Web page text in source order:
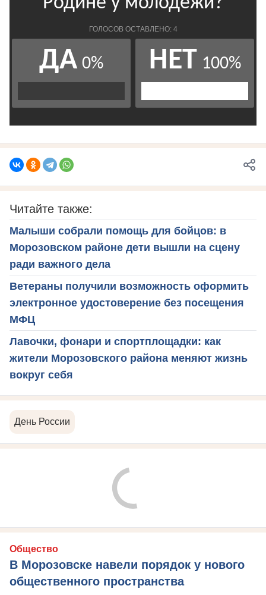
Читайте также:
Малыши собрали помощь для бойцов: в
Морозовском районе дети вышли на сцену
ради важного дела
Ветераны получили возможность оформить
электронное удостоверение без посещения
МФЦ
Лавочки, фонари и спортплощадки: как
жители Морозовского района меняют жизнь
вокруг себя
День России
Общество
В Морозовске навели порядок у нового
общественного пространства